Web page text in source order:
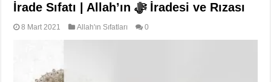
İrade Sıfatı | Allah’ın ﷻ İradesi ve Rızası
8 Mart 2021 Allah'ın Sıfatları 0